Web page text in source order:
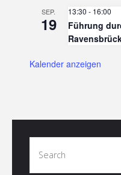
SEP.
19
13:30 - 16:00
Führung
Kalender anzeigen